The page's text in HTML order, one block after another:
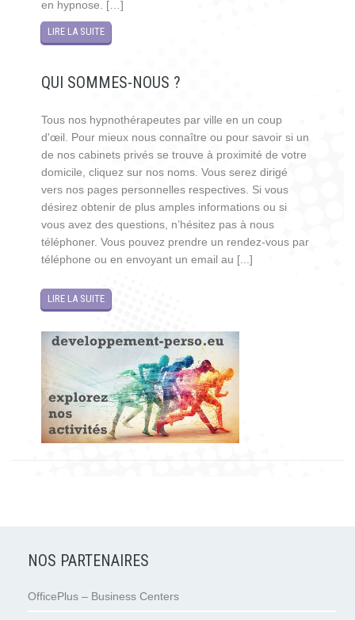
en hypnose. […]
LIRE LA SUITE
QUI SOMMES-NOUS ?
Tous nos hypnothérapeutes par ville en un coup
d'œil. Pour mieux nous connaître ou pour savoir si un
de nos cabinets privés se trouve à proximité de votre
domicile, cliquez sur nos noms. Vous serez dirigé
vers nos pages personnelles respectives. Si vous
désirez obtenir de plus amples informations ou si
vous avez des questions, n’hésitez pas à nous
téléphoner. Vous pouvez prendre un rendez-vous par
téléphone ou en envoyant un email au [...]
LIRE LA SUITE
NOS PARTENAIRES
OfficePlus – Business Centers